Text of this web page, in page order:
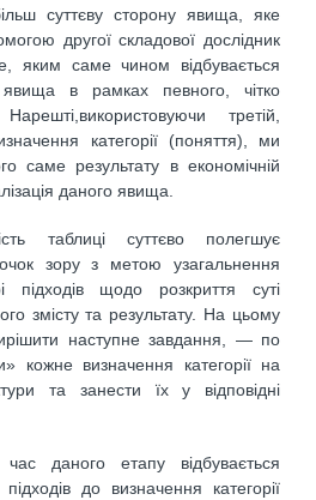
суттєву сторону явища, яке
другої складової дослідник
яким саме чином відбувається
явища в рамках певного, чітко
третій,
категорії (поняття), ми
саме результату в економічній
даного явища.
таблиці суттєво полегшує
зору з метою узагальнення
підходів щодо розкриття суті
змісту та результату. На цьому
наступне завдання, — по
кожне визначення категорії на
та занести їх у відповідні
даного етапу відбувається
до визначення категорії